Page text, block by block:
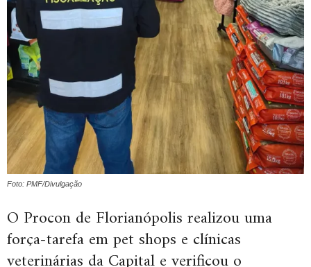
Foto: PMF/Divulgação
O Procon de Florianópolis realizou uma
força-tarefa em pet shops e clínicas